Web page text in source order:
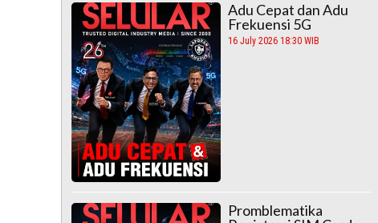
Adu Cepat dan Adu
Frekuensi 5G
16 July 2026 18:30 WIB
Promblematika